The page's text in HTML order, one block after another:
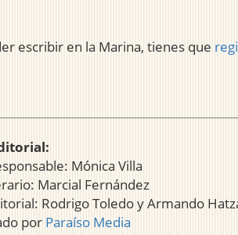
escribir en la Marina, tienes que
Mónica Villa
Marcial Fernández
Rodrigo Toledo y Armando
por Paraíso Media